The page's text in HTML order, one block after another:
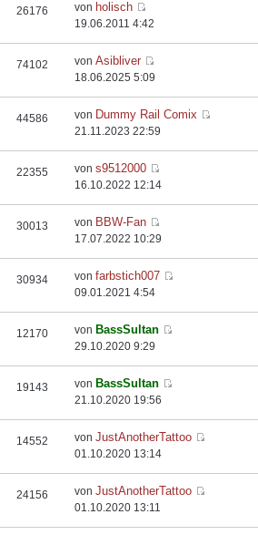
26176 von holisch
19.06.2011 4:42
74102 vonAsibliver
18.06.2025 5:09
44586 von Dummy Rail Comix
21.11.2023 22:59
22355 vons9512000
16.10.2022 12:14
30013 von BBW-Fan
17.07.2022 10:29
30934 vonfarbstich007
09.01.2021 4:54
12170 von BassSultan
29.10.2020 9:29
19143 von BassSultan
21.10.2020 19:56
14552 vonJustAnotherTattoo
01.10.2020 13:14
24156 vonJustAnotherTattoo
01.10.2020 13:11